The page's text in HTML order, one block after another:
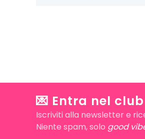
💌 Entra nel
Iscriviti alla newsletter e
Niente spam, solo good